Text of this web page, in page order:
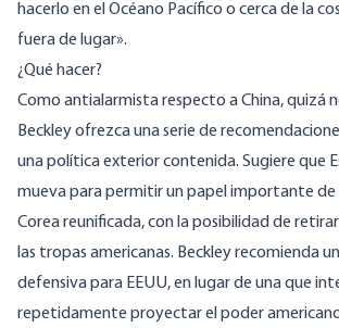
hacerlo en el Océano Pacífico o cerca de la
fuera de lugar».
¿Qué hacer?
Como antialarmista respecto a China, quizá
Beckley ofrezca una serie de
una política exterior contenida. Sugiere que
mueva para permitir un papel importante de
Corea reunificada, con la posibilidad de
las tropas americanas. Beckley recomienda
defensiva para EEUU, en lugar de una que
repetidamente proyectar el poder